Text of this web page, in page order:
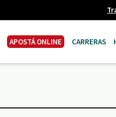
APOSTÁ ONLINE CARRERAS